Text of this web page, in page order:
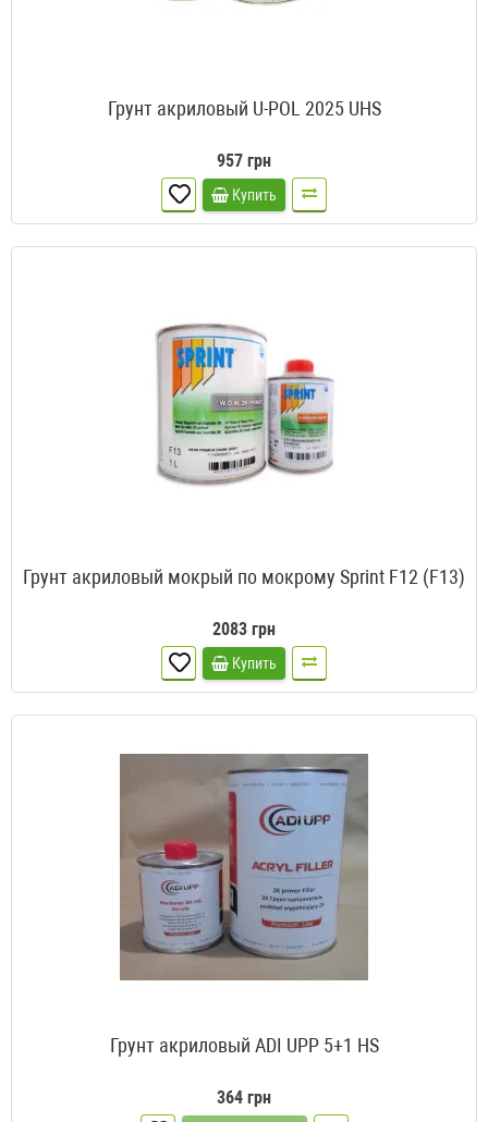
Грунт акриловый U-POL 2025 UHS
957 грн
Купить
Грунт акриловый мокрый по мокрому Sprint F12 (F13)
2083 грн
Купить
Грунт акриловый ADI UPP 5+1 HS
364 грн